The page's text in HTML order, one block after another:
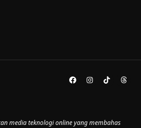
media teknologi online yang membahas